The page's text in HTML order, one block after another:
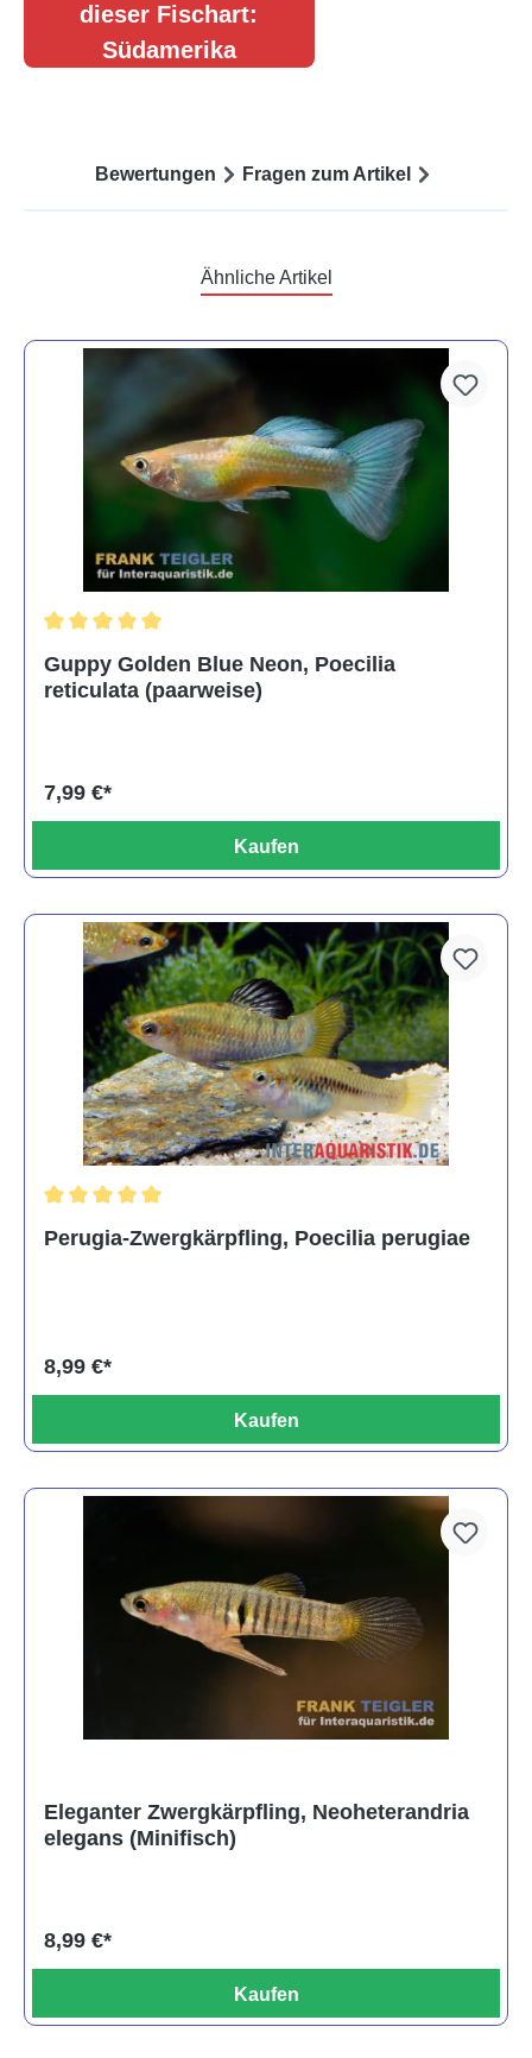
dieser Fischart:
Südamerika
Bewertungen Fragen zum Artikel
Ähnliche Artikel
Guppy Golden Blue Neon, Poecilia
reticulata (paarweise)
7,99 €*
Kaufen
Perugia-Zwergkärpfling, Poecilia perugiae
8,99 €*
Kaufen
Eleganter Zwergkärpfling, Neoheterandria
elegans (Minifisch)
8,99 €*
Kaufen